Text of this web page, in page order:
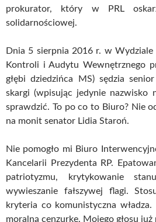
prokurator, który w PRL
solidarnościowej.
Dnia 5 sierpnia 2016 r. w
Kontroli i Audytu Wewnętrznego
głębi dziedzińca MS) sędzia
skargi (wpisując jedynie nazwisko
sprawdzić. To po co to Biuro? Nie
na monit senator Lidia Staroń.
Nie pomogło mi Biuro
Kancelarii Prezydenta RP.
patriotyzmu, krytykowanie
wywieszanie fałszywej flagi.
kryteria co komunistyczna
moralną cenzurkę. Mojego głosu już